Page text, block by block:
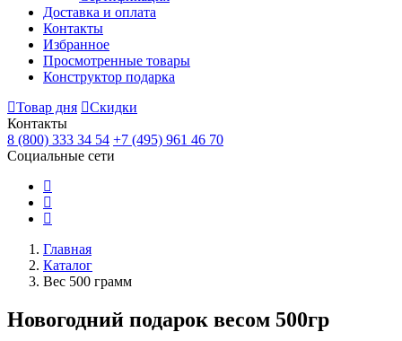
Доставка и оплата
Контакты
Избранное
Просмотренные товары
Конструктор подарка
Товар дня
Скидки
Контакты
8 (800) 333 34 54 +7 (495) 961 46 70
Социальные сети
Главная
Каталог
Вес 500 грамм
Новогодний подарок весом 500гр